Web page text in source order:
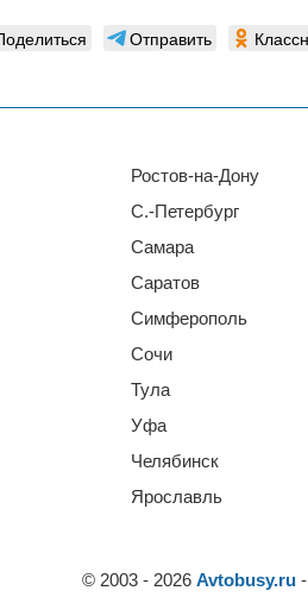
Отправить
Ростов-на-Дону
С.-Петербург
Самара
Саратов
Симферополь
Сочи
Тула
Уфа
Челябинск
Ярославль
© 2003 - 2026 Avtobusy.ru